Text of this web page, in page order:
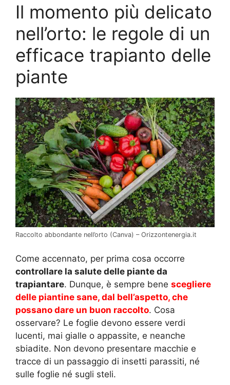
Il momento più delicato
nell’orto: le regole di un
efficace trapianto delle
piante
Raccolto abbondante nell’orto (Canva) – Orizzontenergia.it
Come accennato, per prima cosa occorre
controllare la salute delle piante da
trapiantare. Dunque, è sempre bene scegliere
delle piantine sane, dal bell’aspetto, che
possano dare un buon raccolto. Cosa
osservare? Le foglie devono essere verdi
lucenti, mai gialle o appassite, e neanche
sbiadite. Non devono presentare macchie e
tracce di un passaggio di insetti parassiti, né
sulle foglie né sugli steli.